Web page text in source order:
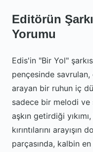
Editörün
Yorumu
Edis'in "Bir Yol"
pençesinde savrulan,
arayan bir ruhun iç
sadece bir melodi ve
aşkın getirdiği
kırıntılarını
parçasında, kalbin en